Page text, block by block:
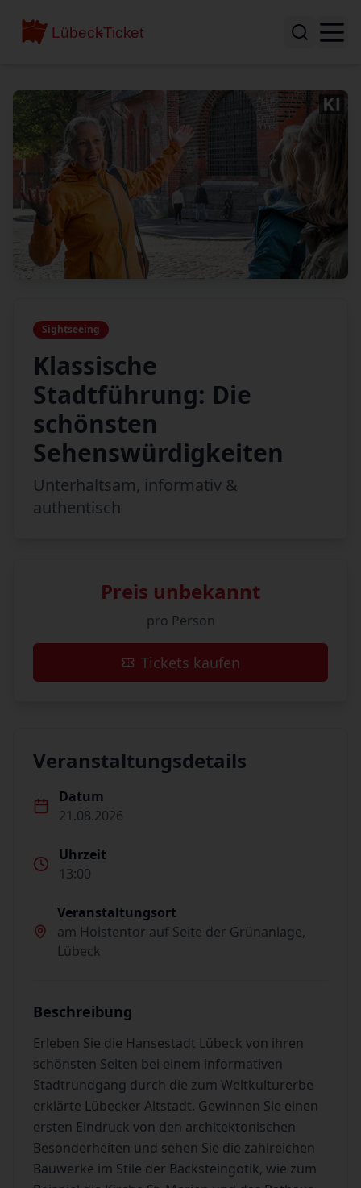
Sightseeing
Klassische
Stadtführung: Die
schönsten
Sehenswürdigkeiten
Unterhaltsam, informativ &
authentisch
Preis unbekannt
pro Person
Tickets kaufen
Veranstaltungsdetails
Datum
21.08.2026
Uhrzeit
13:00
Veranstaltungsort
am Holstentor auf Seite der Grünanlage,
Lübeck
Beschreibung
Erleben Sie die Hansestadt Lübeck von ihren
schönsten Seiten bei einem informativen
Stadtrundgang durch die zum Weltkulturerbe
erklärte Lübecker Altstadt. Gewinnen Sie einen
ersten Eindruck von den architektonischen
Besonderheiten und sehen Sie die zahlreichen
Bauwerke im Stile der Backsteingotik, wie zum